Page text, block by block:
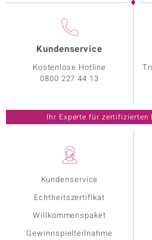
Kundenservice
Echtheitszertifikat
Willkommenspaket
Gewinnspielteilnahme
Kundenservice
Kostenlose Hotline
0800 227 44 13
Ihr Experte für zertifizierten